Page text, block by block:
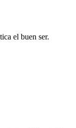
el buen ser.